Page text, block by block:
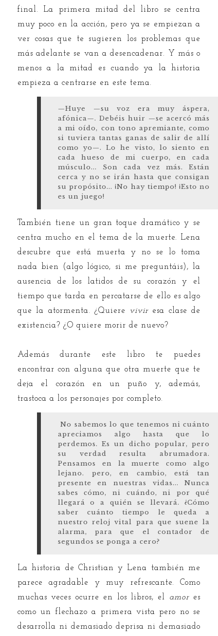
final. La primera mitad del libro se centra
muy poco en la acción, pero ya se empiezan a
ver cosas que te sugieren los problemas que
más adelante se van a desencadenar. Y más o
menos a la mitad es cuando ya la historia
empieza a centrarse en este tema.
—Huye —su voz era muy áspera,
afónica—. Debéis huir —se acercó más
a mi oído, con tono apremiante, como
si tuviera tantas ganas de salir de allí
como yo—. Lo he visto, lo siento en
cada hueso de mi cuerpo, en cada
músculo... Son cada vez más. Están
cerca y no se irán hasta que consigan
su propósito... ¡No hay tiempo! ¡Esto no
es un juego!
También tiene un gran toque dramático y se
centra mucho en el tema de la muerte. Lena
descubre que está muerta y no se lo toma
nada bien (algo lógico, si me preguntáis), la
ausencia de los latidos de su corazón y el
tiempo que tarda en percatarse de ello es algo
que la atormenta. ¿Quiere
vivir esa clase de
existencia? ¿O quiere morir de nuevo?
Además durante este libro te puedes
encontrar con alguna que otra muerte que te
deja el corazón en un puño y, además,
trastoca a los personajes por completo.
No sabemos lo que tenemos ni cuánto
apreciamos algo hasta que lo
perdemos. Es un dicho popular, pero
su verdad resulta abrumadora.
Pensamos en la muerte como algo
lejano. pero, en cambio, está tan
presente en nuestras vidas... Nunca
sabes cómo, ni cuándo, ni por qué
llegará o a quién se llevará. ¿Cómo
saber cuánto tiempo le queda a
nuestro reloj vital para que suene la
alarma, para que el contador de
segundos se ponga a cero?
La historia de Christian y Lena también me
parece agradable y muy refrescante. Como
muchas veces ocurre en los libros, el amores
como un flechazo a primera vista pero no se
desarrolla ni demasiado deprisa ni demasiado